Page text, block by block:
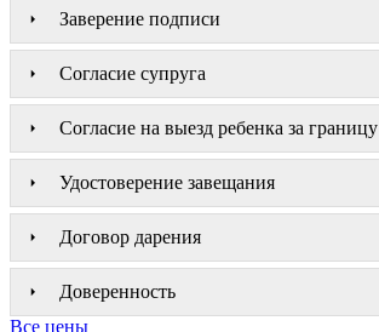
Заверение подписи
Согласие супруга
Согласие на выезд ребенка за границу
Удостоверение завещания
Договор дарения
Доверенность
Все цены